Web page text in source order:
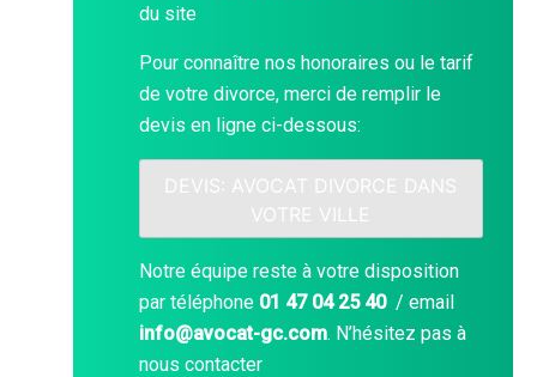
du site
Pour connaître nos honoraires ou le tarif
de votre divorce, merci de remplir le
devis en ligne ci-dessous:
DEVIS: AVOCAT DIVORCE DANS
VOTRE VILLE
Notre équipe reste à votre disposition
par téléphone 01 47 04 25 40 / email
info@avocat-gc.com. N’hésitez pas à
nous contacter